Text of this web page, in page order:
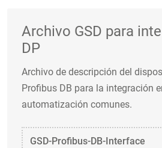
Archivo GSD para
DP
Archivo de descripción del
Profibus DB para la integración
automatización comunes.
GSD-Profibus-DB-Interface